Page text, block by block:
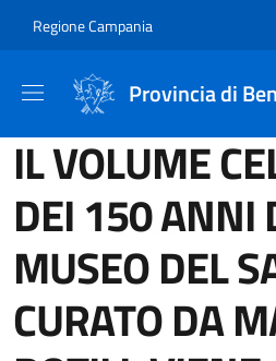
Regione Campania
Provincia di
IL VOLUME
DEI 150 ANNI
MUSEO DEL
CURATO DA